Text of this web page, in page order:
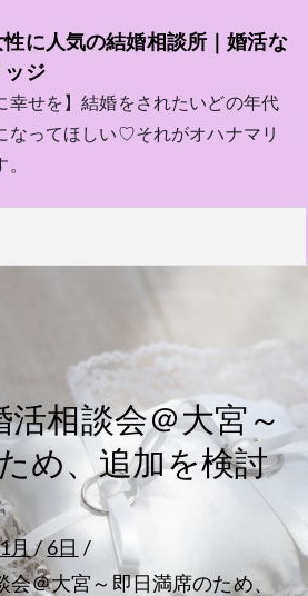
に人気の結婚相談所｜婚活な
ッジ
幸せを】結婚をされたいどの年代
なってほしい♡それがオハナマリ
活相談会＠大宮～
め、追加を検討
月
6日
＠大宮～即日満席のため、